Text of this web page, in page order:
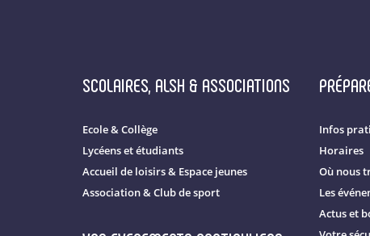
SCOLAIRES, ALSH & ASSOCIATIONS
Ecole & Collège
Lycéens et étudiants
Accueil de loisirs & Espace jeunes
Association & Club de sport
Infos
Horaires
Où nous
Les
Actus et